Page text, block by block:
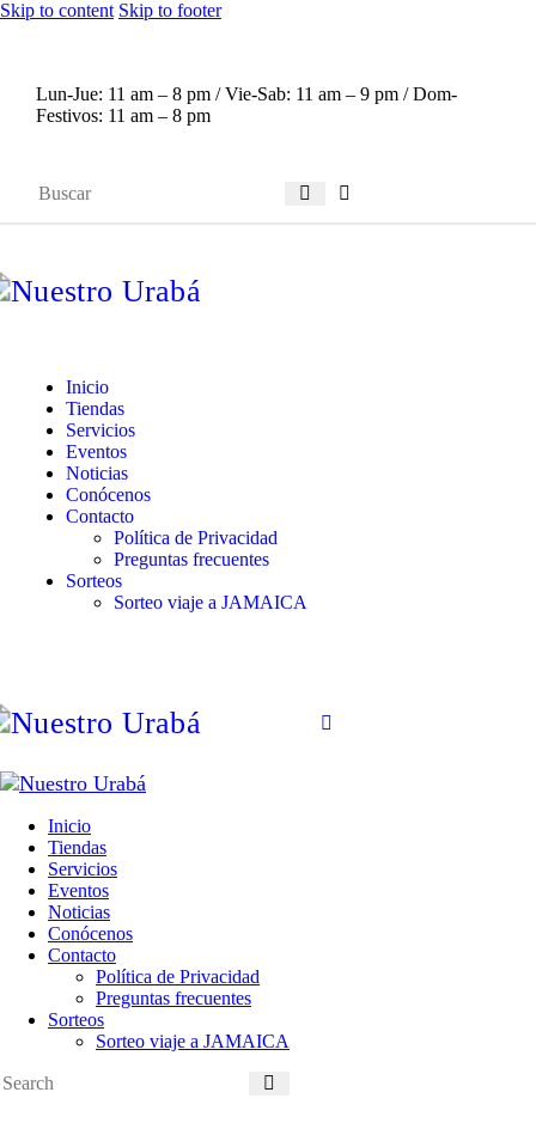
Skip to content Skip to footer
Lun-Jue: 11 am – 8 pm /Vie-Sab: 11 am – 9 pm /Dom-
Festivos: 11 am – 8 pm
Inicio
Tiendas
Servicios
Eventos
Noticias
Conócenos
Contacto
Política de Privacidad
Preguntas frecuentes
Sorteos
Sorteo viaje a JAMAICA
Inicio
Tiendas
Servicios
Eventos
Noticias
Conócenos
Contacto
Política de Privacidad
Preguntas frecuentes
Sorteos
Sorteo viaje a JAMAICA